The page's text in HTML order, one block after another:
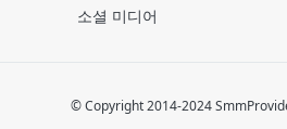
소셜 미디어
© Copyright 2014-2024